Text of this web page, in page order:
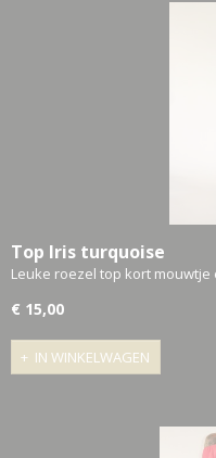
Top Iris turquoise
Leuke roezel top kort
€ 15,00
IN WINKELWAGEN